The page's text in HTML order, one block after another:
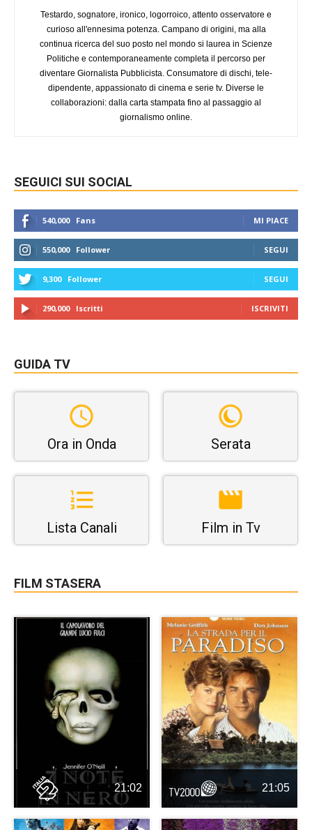
Testardo, sognatore, ironico, logorroico, attento osservatore e
curioso all'ennesima potenza. Campano di origini, ma alla
continua ricerca del suo posto nel mondo si laurea in Scienze
Politiche e contemporaneamente completa il percorso per
diventare Giornalista Pubblicista. Consumatore di dischi, tele-
dipendente, appassionato di cinema e serie tv. Diverse le
collaborazioni: dalla carta stampata fino al passaggio al
giornalismo online.
SEGUICI SUI SOCIAL
540,000 Fans MI PIACE
550,000 Follower SEGUI
9,300 Follower SEGUI
290,000 Iscritti ISCRIVITI
GUIDA TV
Ora in Onda Serata
Lista Canali Film in Tv
FILM STASERA
21:02 21:05